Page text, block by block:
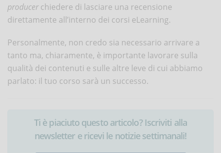
producerchiedere di lasciare una recensione
direttamente all’interno dei corsi eLearning.
Personalmente, non credo sia necessario arrivare a
tanto ma, chiaramente, è importante lavorare sulla
qualità dei contenuti e sulle altre leve di cui abbiamo
parlato: il tuo corso sarà un successo.
Ti è piaciuto questo articolo? Iscriviti alla
newsletter e ricevi le notizie settimanali!